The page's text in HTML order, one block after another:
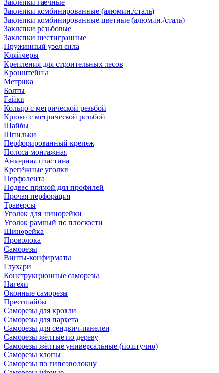
Заклепки гаечные
Заклепки комбинированные (алюмин./сталь)
Заклепки комбинированные цветные (алюмин./сталь)
Заклепки резьбовые
Заклепки шестигранные
Пружинный узел сила
Кляймеры
Крепления для строительных лесов
Кронштейны
Метрика
Болты
Гайки
Кольцо с метрической резьбой
Крюки с метрической резьбой
Шайбы
Шпильки
Перфорированный крепеж
Полоса монтажная
Анкерная пластина
Крепёжные уголки
Перфолента
Подвес прямой для профилей
Прочая перфорация
Траверсы
Уголок для шинорейки
Уголок рамный по плоскости
Шинорейка
Проволока
Саморезы
Винты-конфирматы
Глухари
Конструкционные саморезы
Нагели
Оконные саморезы
Прессшайбы
Саморезы для кровли
Саморезы для паркета
Саморезы для сендвич-панелей
Саморезы жёлтые по дереву
Саморезы жёлтые универсальные (поштучно)
Саморезы клопы
Саморезы по гипсоволокну